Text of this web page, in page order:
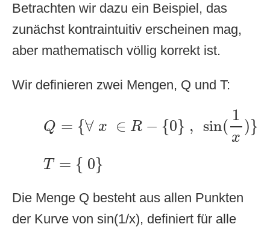
Betrachten wir dazu ein Beispiel, das
zunächst kontraintuitiv erscheinen mag,
aber mathematisch völlig korrekt ist.
Wir definieren zwei Mengen, Q und T:
Q = {∀ x ∈ R − {0} , sin(
1
x
)}
}
T = { 0}
T 0}
Die Menge Q besteht aus allen Punkten
der Kurve von sin(1/x), definiert für alle